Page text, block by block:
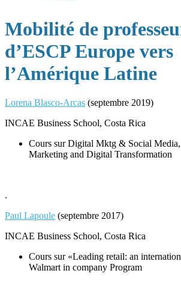
Mobilité de
d’ESCP Europe vers
l’Amérique Latine
Lorena Blasco-Arcas (septembre 2019)
INCAE Business School, Costa Rica
Cours sur Digital Mktg & Social
Marketing and Digital Transformation
.
Paul Lapoule (septembre 2017)
INCAE Business School, Costa Rica
Cours sur «Leading retail: an
Walmart in company Program